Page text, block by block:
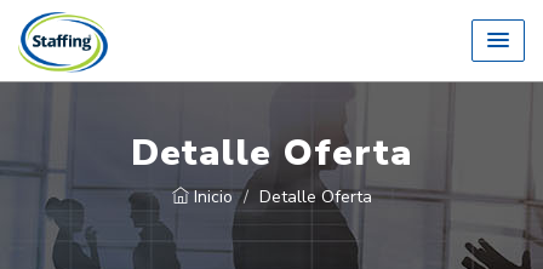
Detalle Oferta
Inicio Detalle Oferta